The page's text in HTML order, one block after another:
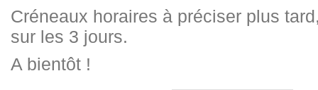
Créneaux horaires à préciser plus
sur les 3 jours.
A bientôt !